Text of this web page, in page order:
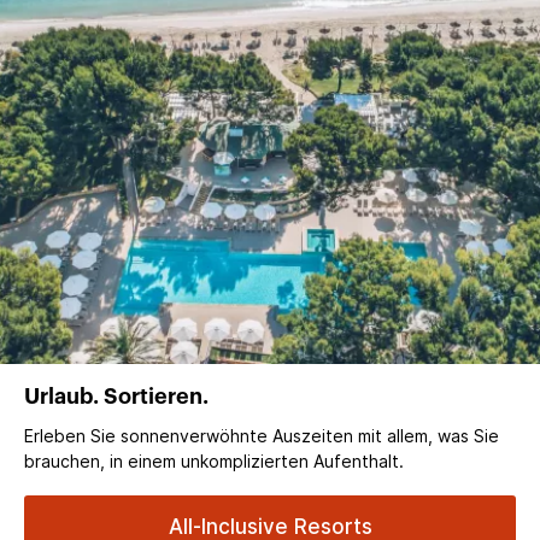
Urlaub. Sortieren.
Erleben Sie sonnenverwöhnte Auszeiten mit allem, was Sie
brauchen, in einem unkomplizierten Aufenthalt.
All-Inclusive Resorts